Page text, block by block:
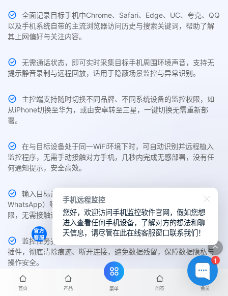
全面记录目标手机中Chrome、Safari、Edge、UC、夸克、QQ
以及手机系统自带的主流浏览器访问历史与搜索关键词，帮助了解
其上网偏好与关注内容。
无需通话状态，即可实时采集目标手机周围环境声音，支持无
提示静音录制与远程回放，适用于隐蔽场景监控与异常识别。
主控端支持随时切换不同品牌、不同系统设备的监控权限，如
从iPhone切换至华为，或由安卓转至三星，一键切换无需重新部
署。
在与目标设备处于同一WiFi环境下时，可自动识别并远程植入
监控程序，无需手动接触对方手机，几秒内完成无感部署，没有任
何通知提示，安全高效。
输入目标设备机型、操作系统及社交账号（如手机号、微信、
WhatsApp）等信息，即可远程配置并自动部署监控，轻松获取权
限，无需接触设备。
监控任务完成后，用户可在主控端一键卸载目标手机中的监控
插件，彻底清除痕迹、断开连接，避免数据残留，保障数据隐私与
操作安全。
首页 产品 菜单 问答 会员
1
手机远程监控
您好，欢迎访问手机监控软件官网，假如您想
进入查看任何手机设备，了解对方的想法和聊
天信息，请尽管在此在线客服窗口联系我们！